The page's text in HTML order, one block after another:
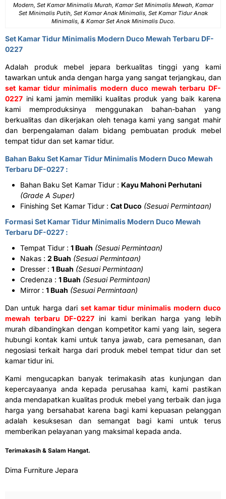
Modern, Set Kamar Minimalis Murah, Kamar Set Minimalis Mewah, Kamar
Set Minimalis Putih, Set Kamar Anak Minimalis, Set Kamar Tidur Anak
Minimalis, & Kamar Set Anak Minimalis Duco.
Set Kamar Tidur Minimalis Modern Duco Mewah Terbaru DF-
0227
Adalah produk mebel jepara berkualitas tinggi yang kami
tawarkan untuk anda dengan harga yang sangat terjangkau, dan
set kamar tidur minimalis modern duco mewah terbaru DF-
0227 ini kami jamin memiliki kualitas produk yang baik karena
kami memproduksinya menggunakan bahan-bahan yang
berkualitas dan dikerjakan oleh tenaga kami yang sangat mahir
dan berpengalaman dalam bidang pembuatan produk mebel
tempat tidur dan set kamar tidur.
Bahan Baku Set Kamar Tidur Minimalis Modern Duco Mewah
Terbaru DF-0227 :
Bahan Baku Set Kamar Tidur : Kayu Mahoni Perhutani
(Grade A Super)
Finishing Set Kamar Tidur : Cat Duco (Sesuai Permintaan)
Formasi Set Kamar Tidur Minimalis Modern Duco Mewah
Terbaru DF-0227 :
Tempat Tidur : 1 Buah (Sesuai Permintaan)
Nakas : 2 Buah (Sesuai Permintaan)
Dresser : 1 Buah (Sesuai Permintaan)
Credenza : 1 Buah (Sesuai Permintaan)
Mirror : 1 Buah (Sesuai Permintaan)
Dan untuk harga dari set kamar tidur minimalis modern duco
mewah terbaru DF-0227 ini kami berikan harga yang lebih
murah dibandingkan dengan kompetitor kami yang lain, segera
hubungi kontak kami untuk tanya jawab, cara pemesanan, dan
negosiasi terkait harga dari produk mebel tempat tidur dan set
kamar tidur ini.
Kami mengucapkan banyak terimakasih atas kunjungan dan
kepercayaanya anda kepada perusahaa kami, kami pastikan
anda mendapatkan kualitas produk mebel yang terbaik dan juga
harga yang bersahabat karena bagi kami kepuasan pelanggan
adalah kesuksesan dan semangat bagi kami untuk terus
memberikan pelayanan yang maksimal kepada anda.
Terimakasih & Salam Hangat.
Dima Furniture Jepara